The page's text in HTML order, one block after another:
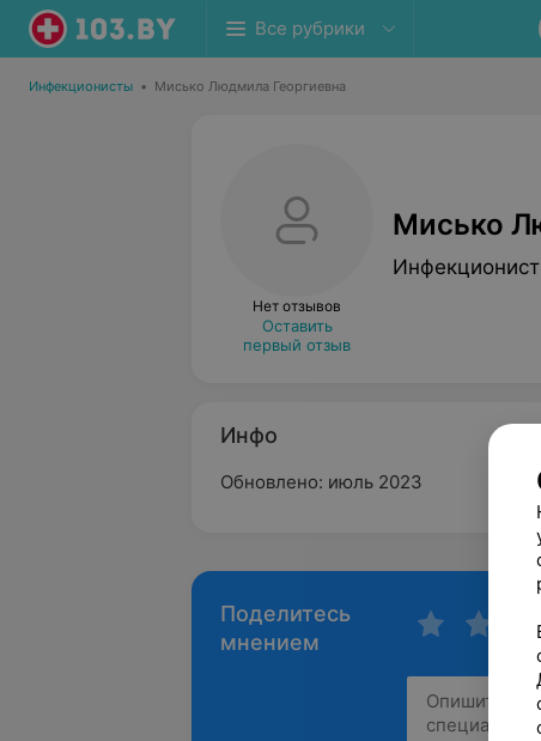
Все рубрики
Инфекционисты • Мисько Людмила Георгиевна
Нет отзывов
Оставить
первый отзыв
Мисько
Инфекционист
Инфо
Обновлено: июль 2023
Поделитесь
мнением